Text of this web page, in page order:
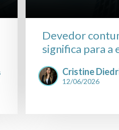
Devedor
significa para a
Cristine
12/06/2026